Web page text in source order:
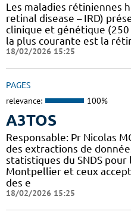
Les maladies rétiniennes
retinal disease – IRD)
clinique et génétique (250
la plus courante est la
18/02/2026 15:25
PAGES
relevance: 100%
A3TOS
Responsable: Pr Nicolas
des extractions de
statistiques du SNDS pour
Montpellier et ceux
des e
18/02/2026 15:25